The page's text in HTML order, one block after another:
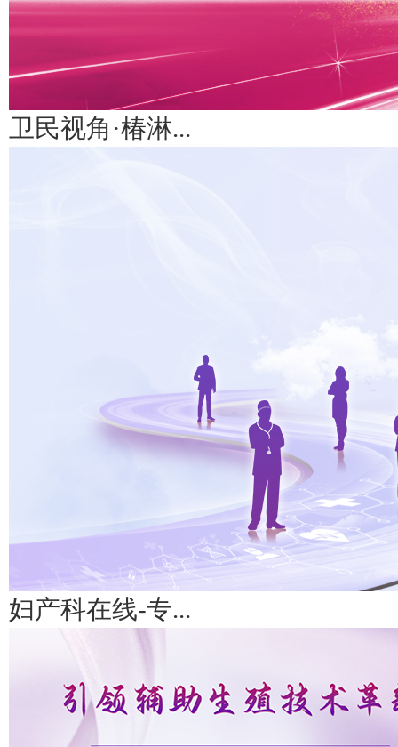
卫民视角·椿淋...
妇产科在线-专...